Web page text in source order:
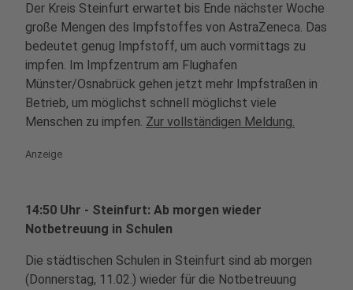
Der Kreis Steinfurt erwartet bis Ende nächster Woche
große Mengen des Impfstoffes von AstraZeneca. Das
bedeutet genug Impfstoff, um auch vormittags zu
impfen. Im Impfzentrum am Flughafen
Münster/Osnabrück gehen jetzt mehr Impfstraßen in
Betrieb, um möglichst schnell möglichst viele
Menschen zu impfen. Zur vollständigen Meldung.
Anzeige
14:50 Uhr - Steinfurt: Ab morgen wieder
Notbetreuung in Schulen
Die städtischen Schulen in Steinfurt sind ab morgen
(Donnerstag, 11.02.) wieder für die Notbetreuung